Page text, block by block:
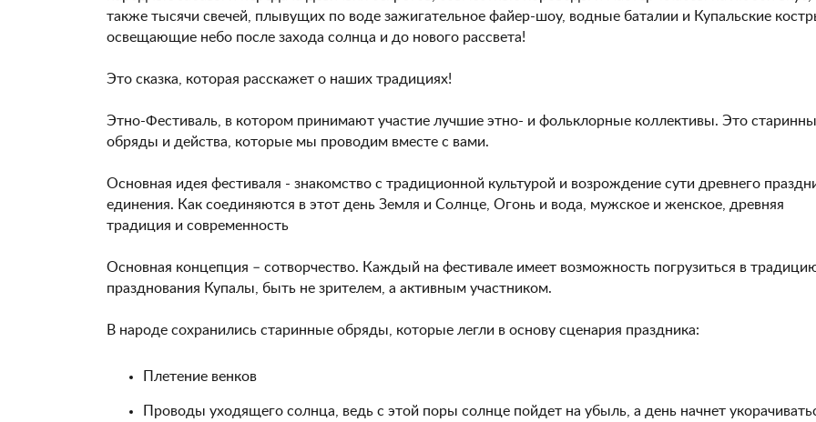
также тысячи свечей, плывущих по воде зажигательное файер-шоу, водные баталии и Купальские
освещающие небо после захода солнца и до нового рассвета!
Это сказка, которая расскажет о наших традициях!
Этно-Фестиваль, в котором принимают участие лучшие этно- и фольклорные коллективы. Это
обряды и действа, которые мы проводим вместе с вами.
Основная идея фестиваля - знакомство с традиционной культурой и возрождение сути древнего
единения. Как соединяются в этот день Земля и Солнце, Огонь и вода, мужское и женское, древняя
традиция и современность
Основная концепция – сотворчество. Каждый на фестивале имеет возможность погрузиться в
празднования Купалы, быть не зрителем, а активным участником.
В народе сохранились старинные обряды, которые легли в основу сценария праздника:
Плетение венков
Проводы уходящего солнца, ведь с этой поры солнце пойдет на убыль, а день начнет